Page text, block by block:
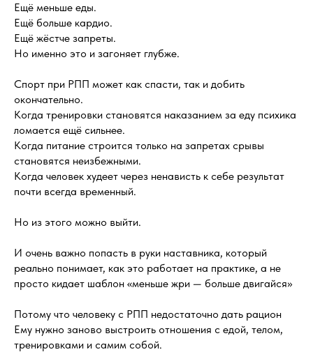
Ещё меньше еды.
Ещё больше кардио.
Ещё жёстче запреты.
Но именно это и загоняет глубже.
Спорт при РПП может как спасти, так и добить
окончательно.
️Когда тренировки становятся наказанием за еду психика
ломается ещё сильнее.
️Когда питание строится только на запретах срывы
становятся неизбежными.
️Когда человек худеет через ненависть к себе результат
почти всегда временный.
Но из этого можно выйти.
И очень важно попасть в руки наставника, который
реально понимает, как это работает на практике, а не
просто кидает шаблон «меньше жри — больше двигайся»
Потому что человеку с РПП недостаточно дать рацион
Ему нужно заново выстроить отношения с едой, телом,
тренировками и самим собой.